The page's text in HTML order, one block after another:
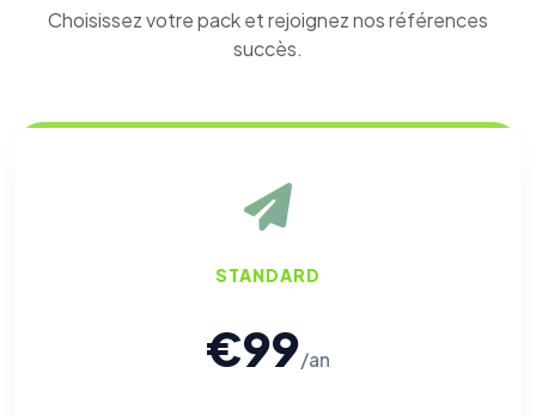
Choisissez votre pack et rejoignez nos références
succès.
STANDARD
€99/an